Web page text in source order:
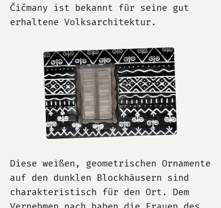
Čičmany ist bekannt für seine gut
erhaltene Volksarchitektur.
Diese weißen, geometrischen Ornamente
auf den dunklen Blockhäusern sind
charakteristisch für den Ort. Dem